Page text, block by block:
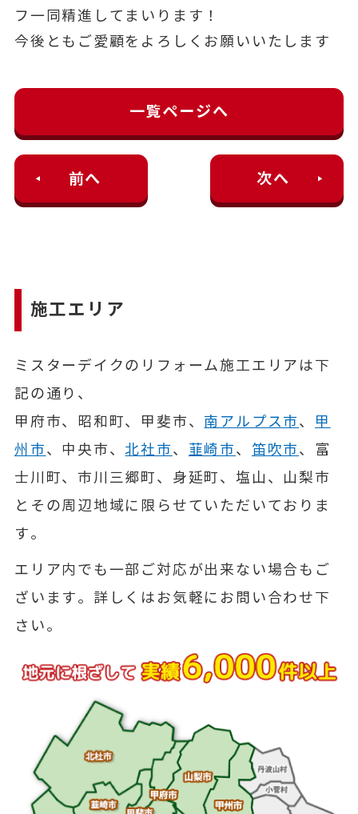
フ一同精進してまいります！
今後ともご愛顧をよろしくお願いいたします
前へ
一覧ページへ
次へ
施工エリア
ミスターデイクのリフォーム施工エリアは下
記の通り、
甲府市、昭和町、甲斐市、 南アルプス市、 甲
州市、中央市、北社市、 韮崎市、 笛吹市、富
士川町、市川三郷町、身延町、塩山、山梨市
とその周辺地域に限らせていただいておりま
す。
エリア内でも一部ご対応が出来ない場合もご
ざいます。詳しくはお気軽にお問い合わせ下
さい。